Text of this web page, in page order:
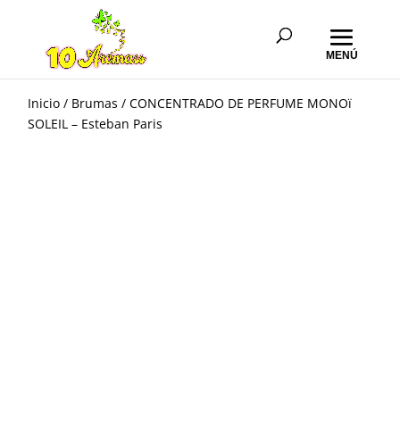
Inicio / Brumas / CONCENTRADO DE PERFUME MONOï
SOLEIL – Esteban Paris